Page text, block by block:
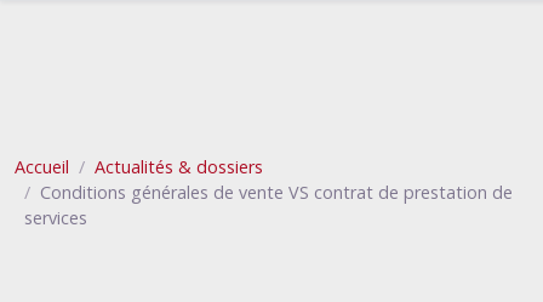
Accueil
Actualités & dossiers
Conditions générales de vente VS contrat de prestation de
services